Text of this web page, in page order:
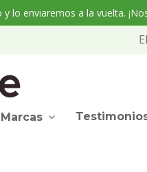
lo enviaremos a la vuelta.
Marcas